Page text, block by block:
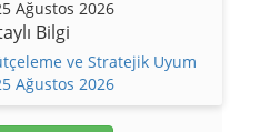
Bilgi
ve Stratejik Uyum
Ağustos 2026